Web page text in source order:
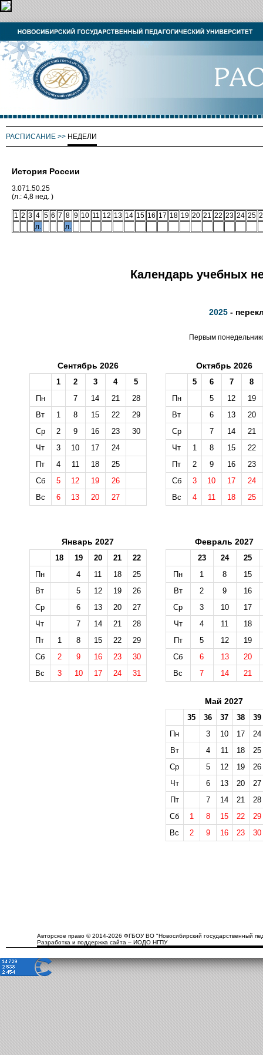
РАСПИСАНИЕ >> НЕДЕЛИ
История России
3.071.50.25
(л.: 4,8 нед. )
1 2 3 4 5 6 7 8 9 10 11 12 13 14 15 16 17 18 19 20 21 22 23 24 25
л.
л.
Календарь учебных
2025 -
Первым
Сентябрь 2026
1 2 3 4
5
Пн
7 14 21
28
Вт
1 8 15 22
29
Ср
2 9 16 23
30
Чт
3 10 17
24
Пт
4 11 18
25
Сб
5 12 19
26
Вс
6 13 20 27
Октябрь 2026
5 6 7
8
Пн
5 12
19
Вт
6 13
20
Ср
7 14
21
Чт
1 8 15
22
Пт
2 9 16
23
Сб
3 10 17
24
Вс
4 11 18 25
Январь 2027
18 19 20 21
22
Пн
4 11 18
25
Вт
5 12 19
26
Ср
6 13 20
27
Чт
7 14 21
28
Пт
1 8 15 22
29
Сб
2 9 16 23
30
Вс
3 10 17 24 31
Февраль 2027
23 24
25
Пн
1 8
15
Вт
2 9
16
Ср
3 10
17
Чт
4 11
18
Пт
5 12
19
Сб
6 13
20
Вс
7 14 21
Май 2027
35 36 37 38
39
Пн
3 10 17
24
Вт
4 11 18
25
Ср
5 12 19
26
Чт
6 13 20
27
Пт
7 14 21
28
Сб
1 8 15 22
29
Вс
2 9 16 23 30
Авторское право © 2014-2026 ФГБОУ ВО "Новосибирский государственный
Разработка и поддержка сайта – ИОДО НГПУ